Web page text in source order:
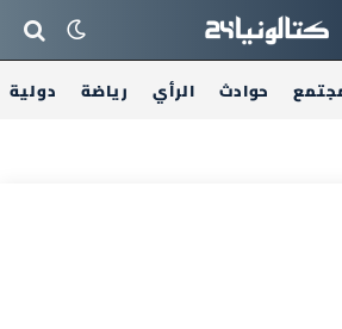
حوادث الرأي رياضة دولية